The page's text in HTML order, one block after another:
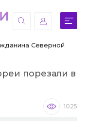
Северной
порезали в
1025